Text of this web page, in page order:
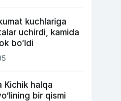
kuchlariga
uchirdi, kamida
bo‘ldi
Kichik halqa
bir qismi